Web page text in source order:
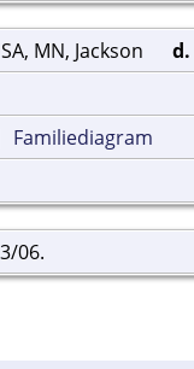
MN, Jackson d.
Familiediagram
06.